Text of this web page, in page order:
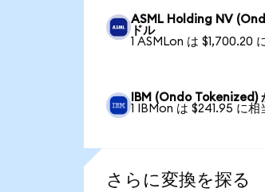
ASML Holding NV
ドル
1 ASMLon は $1,700.20
IBM (Ondo Tokenized)
1 IBMon は $241.95 に相
さらに変換を探る